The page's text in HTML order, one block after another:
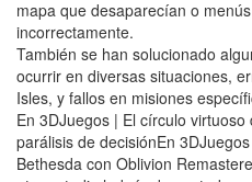
mapa que desaparecían o
incorrectamente.
También se han solucionado
ocurrir en diversas situaciones,
Isles, y fallos en misiones
En 3DJuegos | El círculo
parálisis de decisiónEn
Bethesda con Oblivion